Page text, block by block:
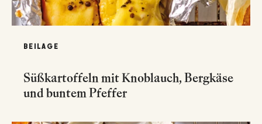
BEILAGE
Süßkartoffeln mit Knoblauch, Bergkäse
und buntem Pfeffer